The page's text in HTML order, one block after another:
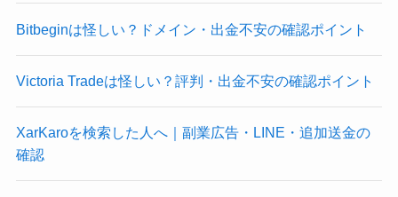
Bitbeginは怪しい？ドメイン・出金不安の確認ポイント
Victoria Tradeは怪しい？評判・出金不安の確認ポイント
XarKaroを検索した人へ｜副業広告・LINE・追加送金の
確認